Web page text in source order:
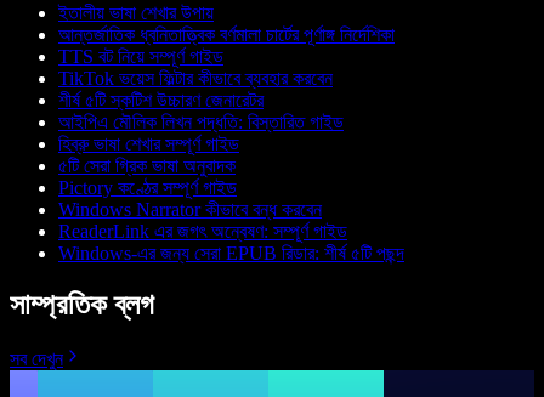
ইতালীয় ভাষা শেখার উপায়
আন্তর্জাতিক ধ্বনিতাত্ত্বিক বর্ণমালা চার্টের পূর্ণাঙ্গ নির্দেশিকা
TTS বট নিয়ে সম্পূর্ণ গাইড
TikTok ভয়েস ফিল্টার কীভাবে ব্যবহার করবেন
শীর্ষ ৫টি স্কটিশ উচ্চারণ জেনারেটর
আইপিএ মৌলিক লিখন পদ্ধতি: বিস্তারিত গাইড
হিব্রু ভাষা শেখার সম্পূর্ণ গাইড
৫টি সেরা গ্রিক ভাষা অনুবাদক
Pictory কণ্ঠের সম্পূর্ণ গাইড
Windows Narrator কীভাবে বন্ধ করবেন
ReaderLink এর জগৎ অন্বেষণ: সম্পূর্ণ গাইড
Windows-এর জন্য সেরা EPUB রিডার: শীর্ষ ৫টি পছন্দ
সাম্প্রতিক ব্লগ
সব দেখুন